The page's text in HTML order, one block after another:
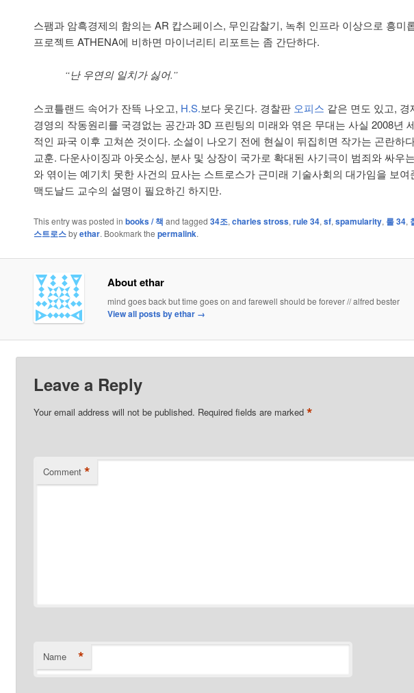
스팸과 암흑경제의 함의는 AR 캅스페이스, 무인감찰기, 녹취 인프라 이상으로 흥미
프로젝트 ATHENA에 비하면 마이너리티 리포트는 좀 간단하다.
“난 우연의 일치가 싫어.”
스코틀랜드 속어가 잔뜩 나오고, H.S.보다 웃긴다. 경찰판 오피스 같은 면도 있고, 경
경영의 작동원리를 국경없는 공간과 3D 프린팅의 미래와 엮은 무대는 사실 2008년
적인 파국 이후 고쳐쓴 것이다. 소설이 나오기 전에 현실이 뒤집히면 작가는 곤란하
교훈. 다운사이징과 아웃소싱, 분사 및 상장이 국가로 확대된 사기극이 범죄와 싸우
와 엮이는 예기치 못한 사건의 묘사는 스트로스가 근미래 기술사회의 대가임을 보여
맥도날드 교수의 설명이 필요하긴 하지만.
This entry was posted in books / 책 and tagged 34조, charles stross, rule 34, sf, spamularity, 룰 34,
스트로스byethar. Bookmark the permalink.
About ethar
mind goes back but time goes on and farewell should be forever // alfred bester
View all posts by ethar →
Leave a Reply
Your email address will not be published. Required fields are marked *
Comment *
Name *